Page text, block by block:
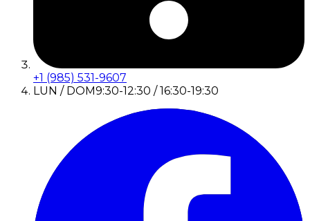
+1 (985) 531-9607
LUN / DOM9:30-12:30 / 16:30-19:30